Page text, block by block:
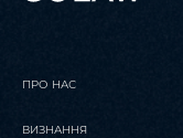
ПРО НАС
ВИЗНАННЯ